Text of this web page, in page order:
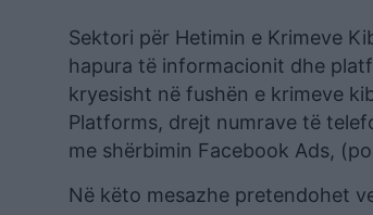
Sektori për Hetimin e Krimeve
hapura të informacionit dhe
kryesisht në fushën e krimeve
Platforms, drejt numrave të
me shërbimin Facebook Ads,
Në këto mesazhe pretendohet